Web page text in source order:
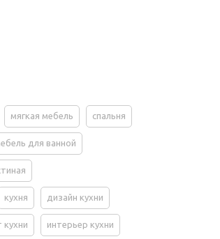
мягкая мебель спальня
для ванной
кухня дизайн кухни
кухни интерьер кухни